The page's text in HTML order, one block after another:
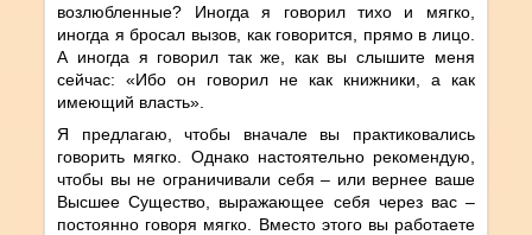
возлюбленные? Иногда я говорил тихо и мягко,
иногда я бросал вызов, как говорится, прямо в лицо.
А иногда я говорил так же, как вы слышите меня
сейчас: «Ибо он говорил не как книжники, а как
имеющий власть».
Я предлагаю, чтобы вначале вы практиковались
говорить мягко. Однако настоятельно рекомендую,
чтобы вы не ограничивали себя – или вернее ваше
Высшее Существо, выражающее себя через вас –
постоянно говоря мягко. Вместо этого вы работаете